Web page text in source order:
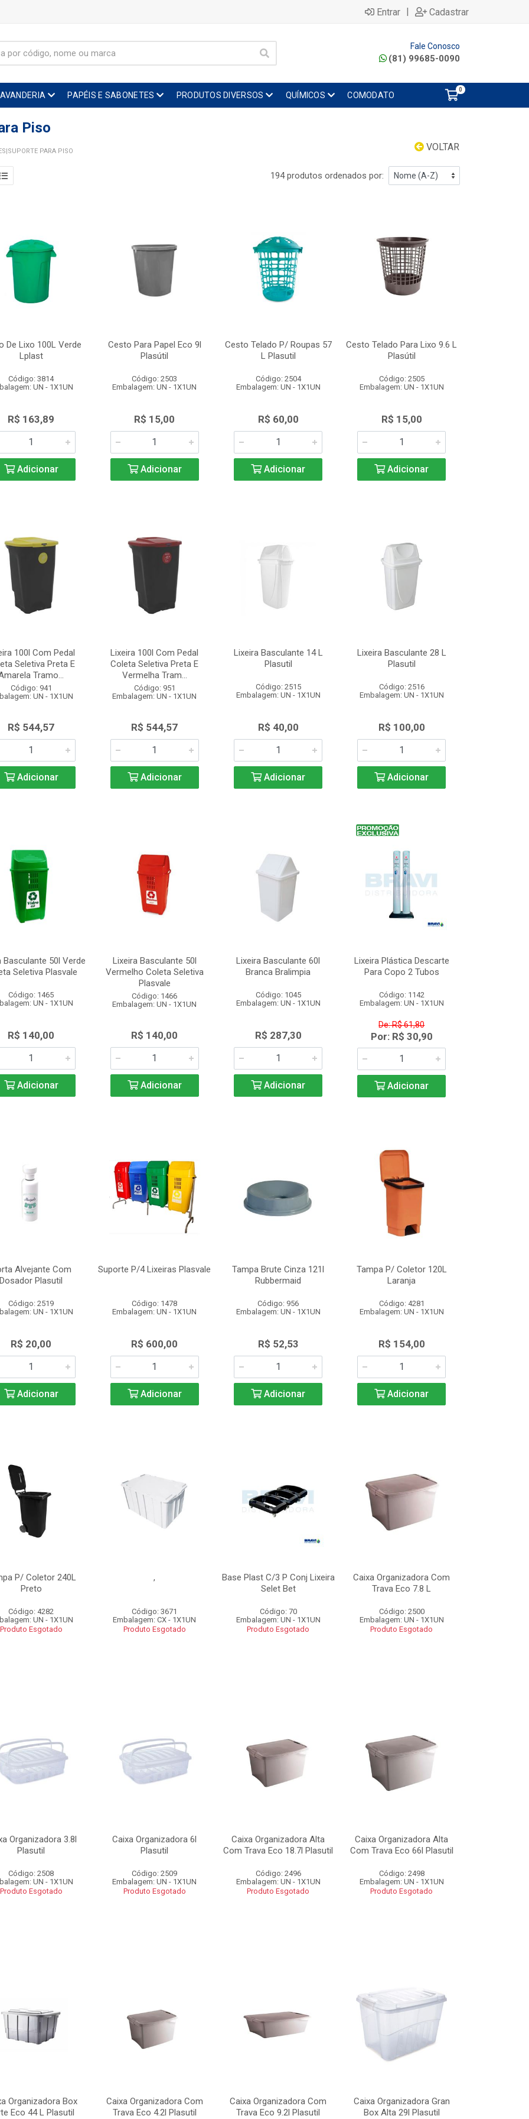
Entrar | Cadastrar
Fale Conosco
(81) 99685-0090
PAPÉIS E SABONETES PRODUTOS DIVERSOS QUÍMICOS COMODATO
0
Piso
VOLTAR
PARA PISO
194 produtos ordenados por:
De Lixo 100L Verde
Lplast
Código: 3814
UN - 1X1UN
R$ 163,89
Adicionar
Cesto Para Papel Eco 9l
Plasútil
Código: 2503
Embalagem: UN - 1X1UN
R$ 15,00
Adicionar
Cesto Telado P/ Roupas 57
L Plasutil
Código: 2504
Embalagem: UN - 1X1UN
R$ 60,00
Adicionar
Cesto Telado Para Lixo 9.6 L
Plasútil
Código: 2505
Embalagem: UN - 1X1UN
R$ 15,00
Adicionar
100l Com Pedal
Seletiva Preta E
Tramo...
Código: 941
UN - 1X1UN
R$ 544,57
Adicionar
Lixeira 100l Com Pedal
Coleta Seletiva Preta E
Vermelha Tram...
Código: 951
Embalagem: UN - 1X1UN
R$ 544,57
Adicionar
Lixeira Basculante 14 L
Plasutil
Código: 2515
Embalagem: UN - 1X1UN
R$ 40,00
Adicionar
Lixeira Basculante 28 L
Plasutil
Código: 2516
Embalagem: UN - 1X1UN
R$ 100,00
Adicionar
Basculante 50l Verde
Seletiva Plasvale
Código: 1465
UN - 1X1UN
R$ 140,00
Adicionar
Lixeira Basculante 50l
Vermelho Coleta Seletiva
Plasvale
Código: 1466
Embalagem: UN - 1X1UN
R$ 140,00
Adicionar
Lixeira Basculante 60l
Branca Bralimpia
Código: 1045
Embalagem: UN - 1X1UN
R$ 287,30
Adicionar
Lixeira Plástica Descarte
Para Copo 2 Tubos
Código: 1142
Embalagem: UN - 1X1UN
De: R$ 61,80
Por: R$ 30,90
Adicionar
Alvejante Com
Dosador Plasutil
Código: 2519
UN - 1X1UN
R$ 20,00
Adicionar
Suporte P/4 Lixeiras Plasvale
Código: 1478
Embalagem: UN - 1X1UN
R$ 600,00
Adicionar
Tampa Brute Cinza 121l
Rubbermaid
Código: 956
Embalagem: UN - 1X1UN
R$ 52,53
Adicionar
Tampa P/ Coletor 120L
Laranja
Código: 4281
Embalagem: UN - 1X1UN
R$ 154,00
Adicionar
P/ Coletor 240L
Preto
Código: 4282
UN - 1X1UN
Produto Esgotado
,
Código: 3671
Embalagem: CX - 1X1UN
Produto Esgotado
Base Plast C/3 P Conj Lixeira
Selet Bet
Código: 70
Embalagem: UN - 1X1UN
Produto Esgotado
Caixa Organizadora Com
Trava Eco 7.8 L
Código: 2500
Embalagem: UN - 1X1UN
Produto Esgotado
Organizadora 3.8l
Plasutil
Código: 2508
UN - 1X1UN
Produto Esgotado
Caixa Organizadora 6l
Plasutil
Código: 2509
Embalagem: UN - 1X1UN
Produto Esgotado
Caixa Organizadora Alta
Com Trava Eco 18.7l Plasutil
Código: 2496
Embalagem: UN - 1X1UN
Produto Esgotado
Caixa Organizadora Alta
Com Trava Eco 66l Plasutil
Código: 2498
Embalagem: UN - 1X1UN
Produto Esgotado
Organizadora Box
Eco 44 L Plasutil
Caixa Organizadora Com
Trava Eco 4.2l Plasutil
Caixa Organizadora Com
Trava Eco 9.2l Plasutil
Caixa Organizadora Gran
Box Alta 29l Plasutil